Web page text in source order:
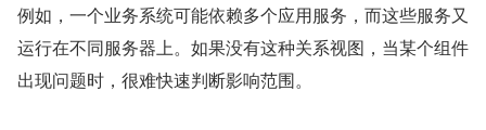
例如，一个业务系统可能依赖多个应用服务，而这些服务又
运行在不同服务器上。如果没有这种关系视图，当某个组件
出现问题时，很难快速判断影响范围。